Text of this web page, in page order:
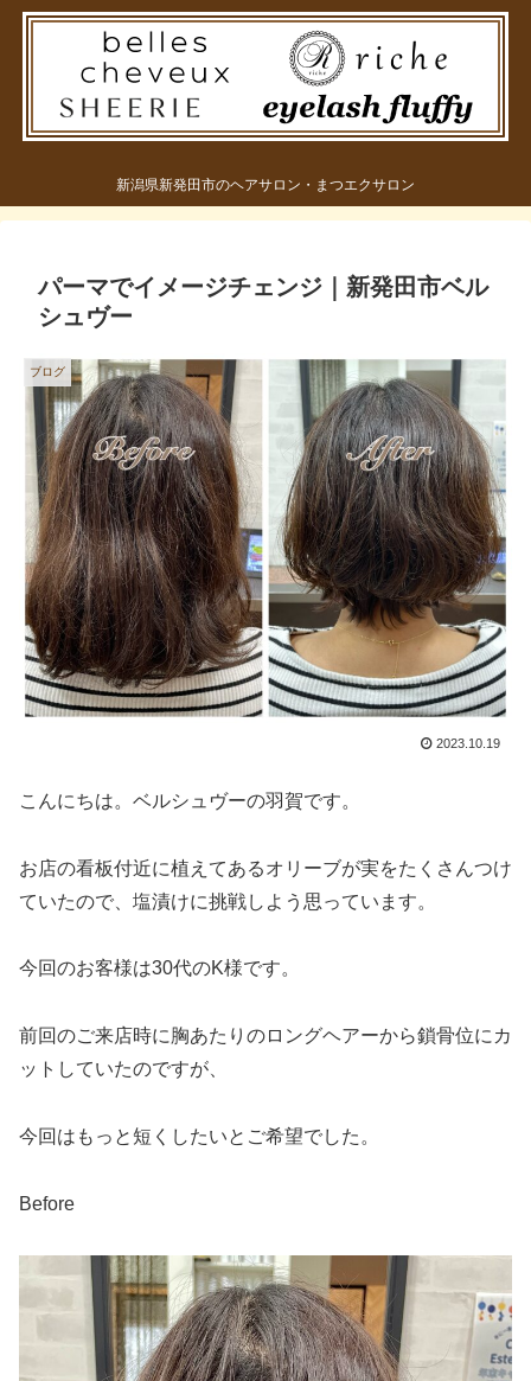
新潟県新発田市のヘアサロン・まつエクサロン
パーマでイメージチェンジ｜新発田市ベル
シュヴー
ブログ
2023.10.19
こんにちは。ベルシュヴーの羽賀です。
お店の看板付近に植えてあるオリーブが実をたくさんつけ
ていたので、塩漬けに挑戦しよう思っています。
今回のお客様は30代のK様です。
前回のご来店時に胸あたりのロングヘアーから鎖骨位にカ
ットしていたのですが、
今回はもっと短くしたいとご希望でした。
Before